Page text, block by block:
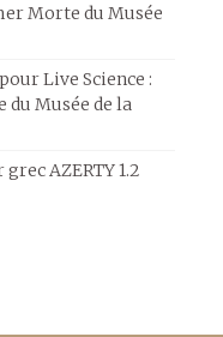
Morte du Musée
Live Science :
Musée de la
AZERTY 1.2